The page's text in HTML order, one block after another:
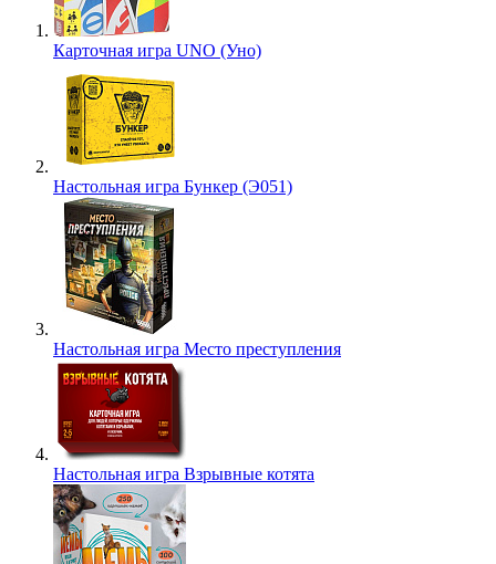
Карточная игра UNO (Уно)
Настольная игра Бункер (Э051)
Настольная игра Место преступления
Настольная игра Взрывные котята